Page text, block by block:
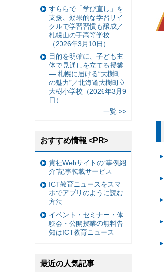
すららで「学び直し」を
支援、効果的な学習サイ
クルで学習習慣も醸成／
札幌山の手高等学校
（2026年3月10日）
目的を明確に、子ども主
体で見通しを立てる授業
— 札幌に届ける“大樹町
の魅力”／北海道大樹町立
大樹小学校（2026年3月9
日）
一覧 >>
おすすめ情報 <PR>
貴社Webサイトの“事例紹
介”記事転載サービス
ICT教育ニュースをスマ
ホでアプリのように読む
方法
イベント・セミナー・体
験会・公開授業の無料告
知はICT教育ニュース
最近の人気記事